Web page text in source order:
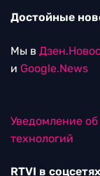
Достойные
Мы в
и Google.News
Уведомление
технологий
RTVI в соцсетях